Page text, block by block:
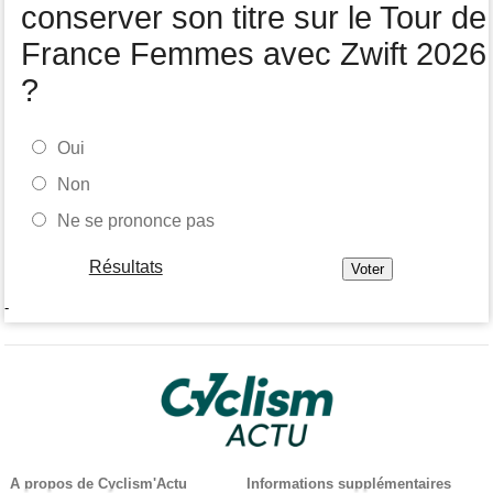
conserver son titre sur le Tour de
France Femmes avec Zwift 2026
?
Oui
Non
Ne se prononce pas
Résultats
-
A propos de Cyclism'Actu Informations supplémentaires